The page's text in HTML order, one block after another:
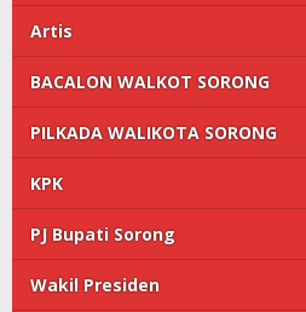
Artis
BACALON WALKOT SORONG
PILKADA WALIKOTA SORONG
KPK
PJ Bupati Sorong
Wakil Presiden